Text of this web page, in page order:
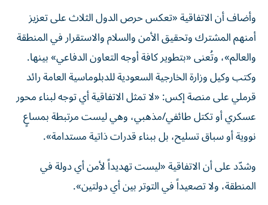
وأضاف أن الاتفاقية «تعكس حرص الدول الثلاث على تعزيز
أمنهم المشترك وتحقيق الأمن والسلام والاستقرار في المنطقة
والعالم»، وتُعنى «بتطوير كافة أوجه التعاون الدفاعي» بينها.
وكتب وكيل وزارة الخارجية السعودية للدبلوماسية العامة رائد
قرملي على منصة إكس: «لا تمثل الاتفاقية أي توجه لبناء محور
عسكري أو تكتل طائفي/مذهبي، وهي ليست مرتبطة بمساعٍ
نووية أو سباق تسليح، بل ببناء قدرات ذاتية مستدامة».
وشدّد على أن الاتفاقية «ليست تهديداً لأمن أي دولة في
المنطقة، ولا تصعيداً في التوتر بين أي دولتين».